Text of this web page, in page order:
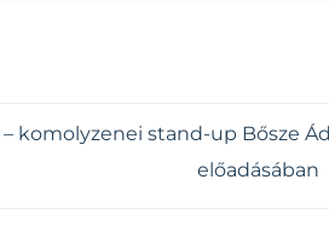
komolyzenei stand-up Bősze
előadásában